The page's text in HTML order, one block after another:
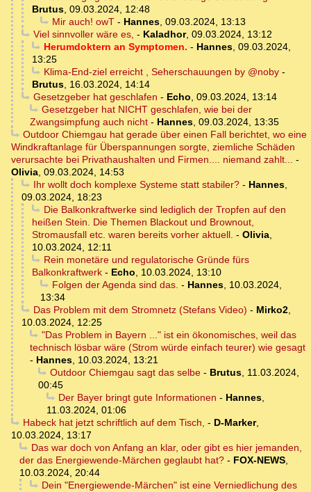
Brutus, 09.03.2024, 12:48
Mir auch! owT- Hannes, 09.03.2024, 13:13
Viel sinnvoller wäre es, - Kaladhor, 09.03.2024, 13:12
Herumdoktern an Symptomen. - Hannes, 09.03.2024,
13:25
Klima-End-ziel erreicht , Seherschauungen by @noby-
Brutus, 16.03.2024, 14:14
Gesetzgeber hat geschlafen - Echo, 09.03.2024, 13:14
Gesetzgeber hat NICHT geschlafen, wie bei der
Zwangsimpfung auch nicht - Hannes, 09.03.2024, 13:35
Outdoor Chiemgau hat gerade über einen Fall berichtet, wo eine
Windkraftanlage für Überspannungen sorgte, ziemliche Schäden
verursachte bei Privathaushalten und Firmen.... niemand zahlt... -
Olivia, 09.03.2024, 14:53
Ihr wollt doch komplexe Systeme statt stabiler?- Hannes,
09.03.2024, 18:23
Die Balkonkraftwerke sind lediglich der Tropfen auf den
heißen Stein. Die Themen Blackout und Brownout,
Stromausfall etc. waren bereits vorher aktuell. - Olivia,
10.03.2024, 12:11
Rein monetäre und regulatorische Gründe fürs
Balkonkraftwerk - Echo, 10.03.2024, 13:10
Folgen der Agenda sind das. - Hannes, 10.03.2024,
13:34
Das Problem mit dem Stromnetz (Stefans Video) - Mirko2,
10.03.2024, 12:25
"Das Problem in Bayern ..." ist ein ökonomisches, weil das
technisch lösbar wäre (Strom würde einfach teurer) wie gesagt
- Hannes, 10.03.2024, 13:21
Outdoor Chiemgau sagt das selbe- Brutus, 11.03.2024,
00:45
Der Bayer bringt gute Informationen - Hannes,
11.03.2024, 01:06
Habeck hat jetzt schriftlich auf dem Tisch, - D-Marker,
10.03.2024, 13:17
Das war doch von Anfang an klar, oder gibt es hier jemanden,
der das Energiewende-Märchen geglaubt hat? - FOX-NEWS,
10.03.2024, 20:44
Dein "Energiewende-Märchen" ist eine Verniedlichung des